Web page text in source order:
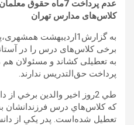
عدم پرداخت 7ماه
کلاس‌های مدارس تهران
به گزارش1اردیبهشت
برخی کلاس‌های درس را در
به تعطیلی کشاند و مسئولان هم
پرداخت حق‌التدریس ندارند.
طي 2روز اخير والدين برخي
كه كلاس‌هاي درس فرزندانشان
تعطيل شده‌است. پدر يكي از